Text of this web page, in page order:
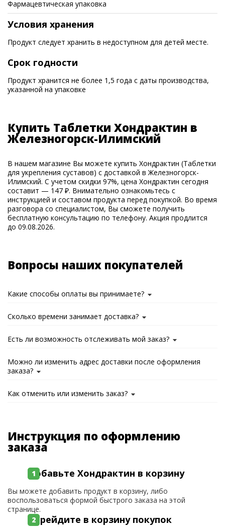
Фармацевтическая упаковка
Условия хранения
Продукт следует хранить в недоступном для детей месте.
Срок годности
Продукт хранится не более 1,5 года с даты производства,
указанной на упаковке
Купить Таблетки Хондрактин в
Железногорск-Илимский
В нашем магазине Вы можете купить Хондрактин (Таблетки
для укрепления суставов) с доставкой в Железногорск-
Илимский. С учетом скидки 97%, цена Хондрактин сегодня
составит — 147 ₽. Внимательно ознакомьтесь с
инструкцией и составом продукта перед покупкой. Во время
разговора со специалистом, Вы сможете получить
бесплатную консультацию по телефону. Акция продлится
до 09.08.2026.
Вопросы наших покупателей
Какие способы оплаты вы принимаете?
Сколько времени занимает доставка?
Есть ли возможность отслеживать мой заказ?
Можно ли изменить адрес доставки после оформления
заказа?
Как отменить или изменить заказ?
Инструкция по оформлению
заказа
Добавьте Хондрактин в корзину
Вы можете добавить продукт в корзину, либо
воспользоваться формой быстрого заказа на этой
странице.
Перейдите в корзину покупок